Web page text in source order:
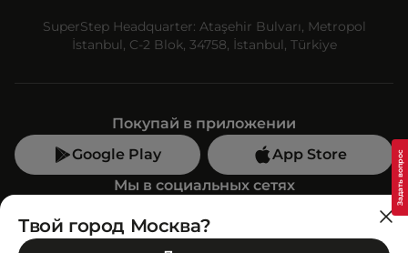
SuperStep Headquarter: Ataşehir Bulvarı, Metropol
İstanbul, C-2 Blok, 34758, İstanbul, Türkiye
Покупай в приложении
Google Play
App Store
Мы в социальных сетях
Позвони нам
Твой город Москва?